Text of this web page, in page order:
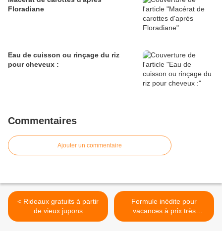
Floradiane
Eau de cuisson ou rinçage du riz
pour cheveux :
Commentaires
Ajouter un commentaire
< Rideaux gratuits à partir
de vieux jupons
Formule inédite pour
vacances à prix très
modiques >